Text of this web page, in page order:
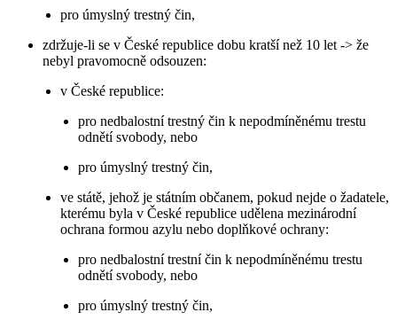
pro úmyslný trestný čin,
zdržuje-li se v České republice dobu kratší než 10 let -> že
nebyl pravomocně odsouzen:
v České republice:
pro nedbalostní trestný čin k nepodmíněnému trestu
odnětí svobody, nebo
pro úmyslný trestný čin,
ve státě, jehož je státním občanem, pokud nejde o žadatele,
kterému byla v České republice udělena mezinárodní
ochrana formou azylu nebo doplňkové ochrany:
pro nedbalostní trestní čin k nepodmíněnému trestu
odnětí svobody, nebo
pro úmyslný trestný čin,